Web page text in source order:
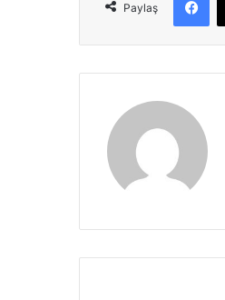
Paylaş